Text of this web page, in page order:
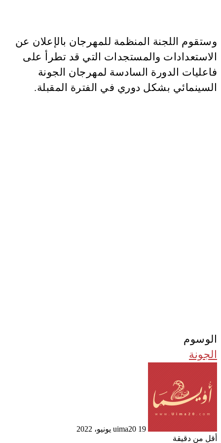
وستقوم اللجنة المنظمة للمهرجان بالإعلان عن
الاستعدادات والمستجدات التي قد تطرأ على
فاعليات الدورة السادسة لمهرجان الجونة
السينمائي بشكل دوري في الفترة المقبلة.
الوسوم
الجونة
uima20 19 يونيو، 2022
أقل من دقيقة